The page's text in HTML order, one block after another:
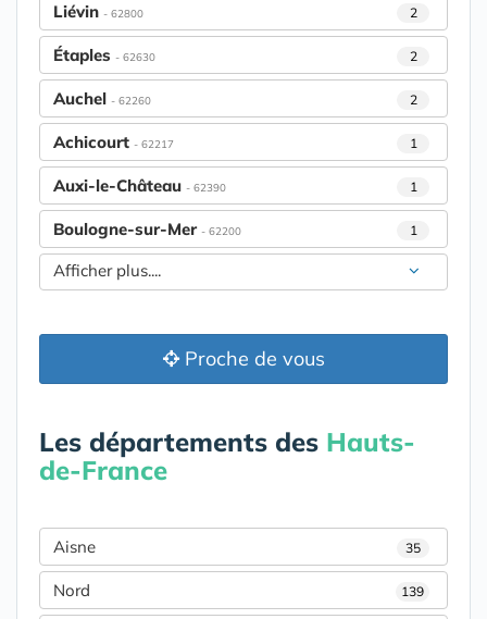
Liévin - 62800 2
Étaples - 62630 2
Auchel - 62260 2
Achicourt - 62217 1
Auxi-le-Château - 62390 1
Boulogne-sur-Mer - 62200 1
Afficher plus....
Proche de vous
Les départements des Hauts-
de-France
Aisne 35
Nord 139